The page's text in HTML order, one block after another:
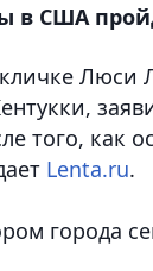
США
Люси
того, как
Lenta.ru.
города